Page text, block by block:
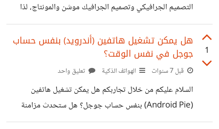
التصميم الجرافيكي وتصميم الجرافيك موشن والمونتاج، لذا
أرجو من الأخوة والأخوات مشاركتنا القنوات التي يتابعونها في
هذا المجال، ولهم جزيل الشكر.
1
هل يمكن تشغيل هاتفين (أندرويد) بنفس حساب
جوجل في نفس الوقت؟
قبل 7 سنوات الهواتف الذكية تعليق واحد
السلام عليكم من خلال تجاربكم هل يمكن تشغيل هاتفين
(Android Pie) بنفس حساب جوجل؟ هل ستحدث مزامنة
تلقائية بين الجهازين في الأسماء؟ والتطبيقات المدفوعة؟ شكراً